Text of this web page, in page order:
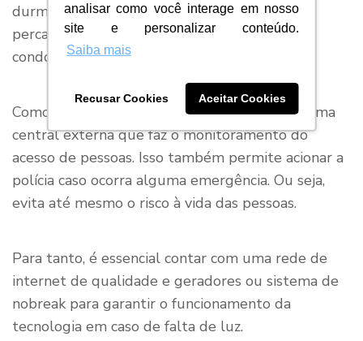
analisar como você interage em nosso
site e personalizar conteúdo.
Saiba mais
Recusar Cookies Aceitar Cookies
durm=am durante o expediente e, com isso,
percam o controle do acesso de pessoas no
condomínio.
Como funciona o porteiro eletrônico? Existe uma
central externa que faz o monitoramento do
acesso de pessoas. Isso também permite acionar a
polícia caso ocorra alguma emergência. Ou seja,
evita até mesmo o risco à vida das pessoas.
Para tanto, é essencial contar com uma rede de
internet de qualidade e geradores ou sistema de
nobreak para garantir o funcionamento da
tecnologia em caso de falta de luz.